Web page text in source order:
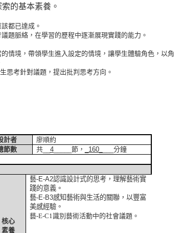
的基本素養。
都已達成。
題脈絡，在學習的歷程中逐漸展現實踐的能力。
情境，帶領學生進入設定的情境，讓學生體驗角色，以角
思考針對議題，提出批判思考方向。
計者
廖順約
節數 共__ 4_____ 節， _160_
分鐘
核心
素養
藝-E-A2認識設計式的思考，理解藝術實
踐的意義。
藝-E-B3感知藝術與生活的關聯，以豐富
美感經驗。
藝-E-C1識別藝術活動中的社會議題。